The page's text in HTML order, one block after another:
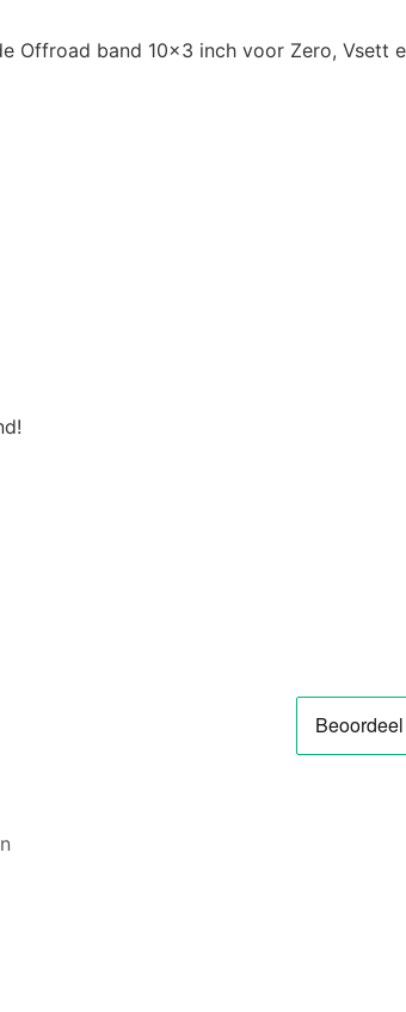
Offroad band 10×3 inch voor Zero, Vsett